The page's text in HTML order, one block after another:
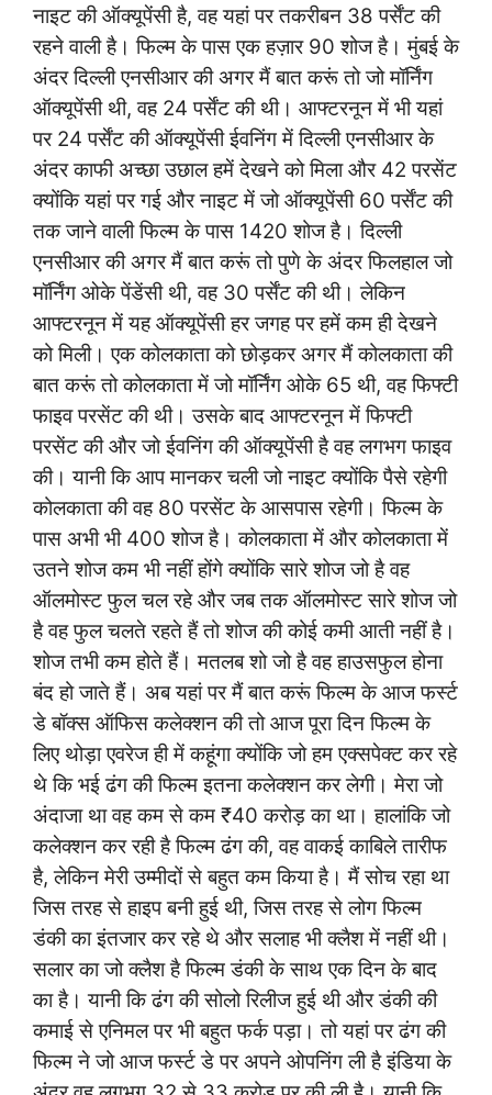
नाइट की ऑक्यूपेंसी है, वहयहां पर तकरीबन 38 पर्सेंट की
रहने वाली है। फिल्म के पास एक हज़ार 90 शोज है। मुंबई के
अंदर दिल्ली एनसीआर की अगर मैं बात करूं तो जो मॉर्निंग
ऑक्यूपेंसी थी, वह 24 पर्सेंट की थी। आफ्टरनून में भी यहां
पर 24 पर्सेंट की ऑक्यूपेंसी ईवनिंग में दिल्ली एनसीआर के
अंदर काफी अच्छा उछाल हमें देखने को मिला और 42 परसेंट
क्योंकि यहां पर गई और नाइट में जो ऑक्यूपेंसी 60 पर्सेंट की
तक जाने वाली फिल्म के पास 1420 शोज है। दिल्ली
एनसीआर की अगर मैं बात करूं तो पुणे के अंदर फिलहाल जो
मॉर्निंग ओके पेंडेंसी थी, वह 30 पर्सेंट की थी। लेकिन
आफ्टरनून में यह ऑक्यूपेंसी हर जगह पर हमें कम ही देखने
को मिली। एक कोलकाता को छोड़कर अगर मैं कोलकाता की
बात करूं तो कोलकाता में जो मॉर्निंग ओके 65 थी, वह फिफ्टी
फाइव परसेंट की थी। उसके बाद आफ्टरनून में फिफ्टी
परसेंट की और जो ईवनिंग की ऑक्यूपेंसी है वह लगभग फाइव
की। यानी कि आप मानकर चली जो नाइट क्योंकि पैसे रहेगी
कोलकाता की वह 80 परसेंट के आसपास रहेगी। फिल्म के
पास अभी भी 400 शोज है। कोलकाता में और कोलकाता में
उतने शोज कम भी नहीं होंगे क्योंकि सारे शोज जो है वह
ऑलमोस्ट फुल चल रहे और जब तक ऑलमोस्ट सारे शोज जो
है वह फुल चलते रहते हैं तो शोज की कोई कमी आती नहीं है।
शोज तभी कम होते हैं। मतलब शो जो है वह हाउसफुल होना
बंद हो जाते हैं। अब यहां पर मैं बात करूं फिल्म के आज फर्स्ट
डे बॉक्स ऑफिस कलेक्शन की तो आज पूरा दिन फिल्म के
लिए थोड़ा एवरेज ही में कहूंगा क्योंकि जो हम एक्सपेक्ट कर रहे
थे कि भई ढंग की फिल्म इतनाकलेक्शन कर लेगी। मेरा जो
अंदाजा था वह कम से कम ₹40 करोड़ का था। हालांकि जो
कलेक्शन कर रही है फिल्म ढंग की, वह वाकई काबिले तारीफ
है, लेकिन मेरी उम्मीदों से बहुत कम किया है। मैं सोच रहा था
जिस तरह से हाइप बनी हुई थी, जिस तरह से लोग फिल्म
डंकी का इंतजार कर रहे थे और सलाह भी क्लैश में नहीं थी।
सलार का जो क्लैश है फिल्म डंकी के साथ एक दिन के बाद
का है। यानी कि ढंग की सोलो रिलीज हुई थी और डंकी की
कमाई से एनिमल पर भी बहुत फर्क पड़ा। तो यहां पर ढंग की
फिल्म ने जो आज फर्स्ट डे पर अपने ओपनिंग ली है इंडिया के